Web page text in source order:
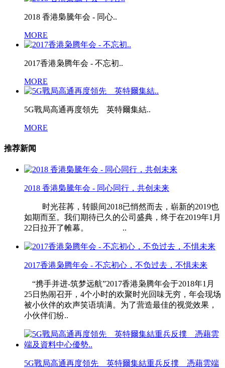
2018 香港梟騰年会 - 同心..
MORE
2017香港枭腾年会 - 不忘初..
MORE
5G戰局高通再度領先 英特爾集結..
MORE
推荐新闻
2018 香港梟騰年会 - 同心同行，共创未来
时光荏苒，转眼间2018已悄然而去，崭新的2019也
如期而至。我们期待已久的公司盛典，终于在2019年1月
22日拉开了帷幕。 ..
2017香港枭腾年会 - 不忘初心，不负过去，不惧未来
“携手并进-筑梦远航”2017香港枭腾年会于2018年1月
25日热闹召开，4个小时的欢聚时光回味无穷，年会现场
被小伙伴的欢声笑语填满。为了营造最佳的视觉效果，
小伙伴们纷..
5G戰局高通再度領先 英特爾集結重兵反撲 憑藉雲端